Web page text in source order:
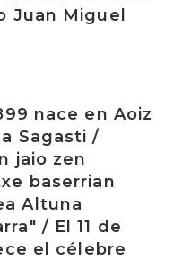
Juan Miguel
nace en Aoiz
Sagasti /
jaio zen
baserrian
Altuna
/ El 11 de
el célebre